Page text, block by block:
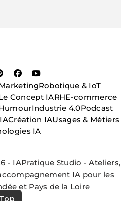
MarketingRobotique & IoT
Concept IARHE-commerce
HumourIndustrie 4.0Podcast
Création IAUsages & Métiers
IA
- IAPratique Studio - Ateliers,
IA pour les
et Pays de la Loire
Top